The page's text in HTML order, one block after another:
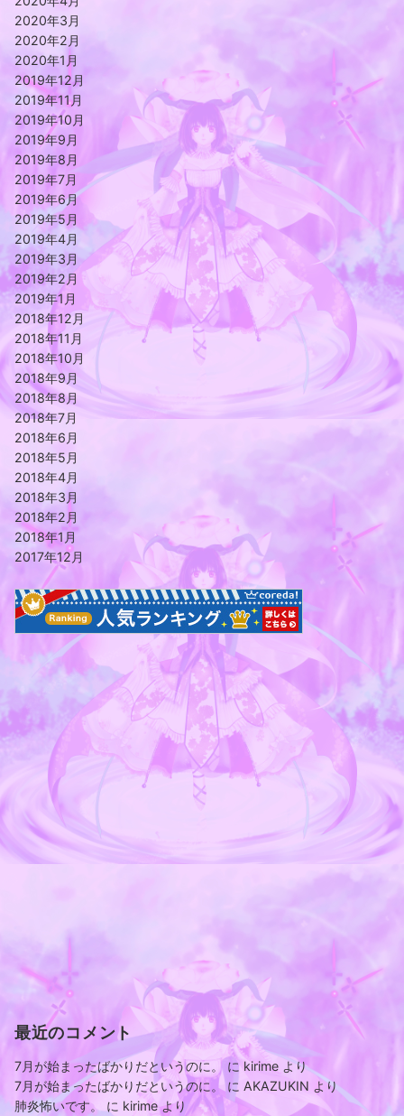
2020年3月
2020年2月
2020年1月
2019年12月
2019年11月
2019年10月
2019年9月
2019年8月
2019年7月
2019年6月
2019年5月
2019年4月
2019年3月
2019年2月
2019年1月
2018年12月
2018年11月
2018年10月
2018年9月
2018年8月
2018年7月
2018年6月
2018年5月
2018年4月
2018年3月
2018年2月
2018年1月
2017年12月
最近のコメント
7月が始まったばかりだというのに。 にkirime より
7月が始まったばかりだというのに。に AKAZUKIN より
肺炎怖いです。
に kirimeより